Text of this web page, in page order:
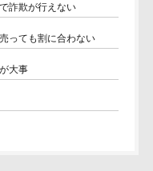
詐欺が行えない
っても割に合わない
大事